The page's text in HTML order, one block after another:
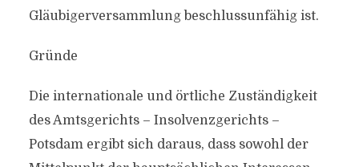
Gläubigerversammlung beschlussunfähig ist.
Gründe
Die internationale und örtliche Zuständigkeit
des Amtsgerichts – Insolvenzgerichts –
Potsdam ergibt sich daraus, dass sowohl der